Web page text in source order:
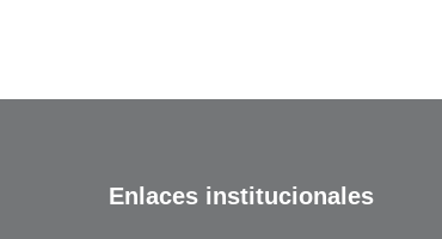
Enlaces institucionales